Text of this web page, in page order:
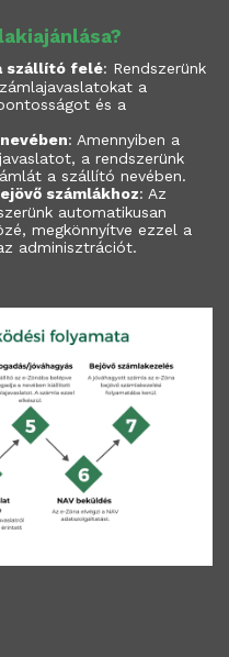
szállító felé: Rendszerünk
a
és a
: Amennyiben a
a rendszerünk
a szállító nevében.
számlákhoz: Az
automatikusan
megkönnyítve ezzel a
adminisztrációt.